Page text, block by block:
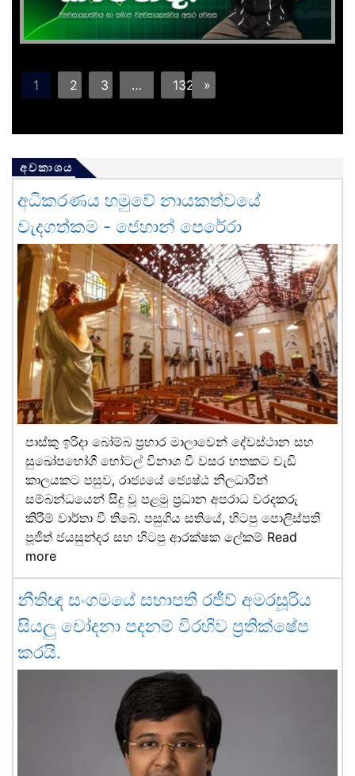
1 2 3 … 132 »
අවකාශය
අධිකරණය හමුවේ නායකත්වයේ
වැදගත්කම - ජෙහාන් පෙරේරා
පාස්කු ඉරිදා බෝම්බ ප්‍රහාර මාලාවෙන් දේවස්ථාන සහ
සුඛෝපභෝගී හෝටල් විනාශ වී වසර හතකට වැඩි
කාලයකට පසුව, රාජ්‍යයේ ජ්‍යෙෂ්ඨ නිලධාරීන්
සම්බන්ධයෙන් සිදු වූ පළමු ප්‍රධාන අපරාධ වරදකරු
කිරීම් වාර්තා වී තිබේ. පසුගිය සතියේ, හිටපු පොලිස්පති
පූජිත් ජයසුන්දර සහ හිටපු ආරක්ෂක ලේකම් Read
more
නීතිඥ සංගමයේ සභාපති රජීව් අමරසූරිය
සියලු චෝදනා පදනම් විරහිව ප්‍රතික්ෂේප
කරයි.